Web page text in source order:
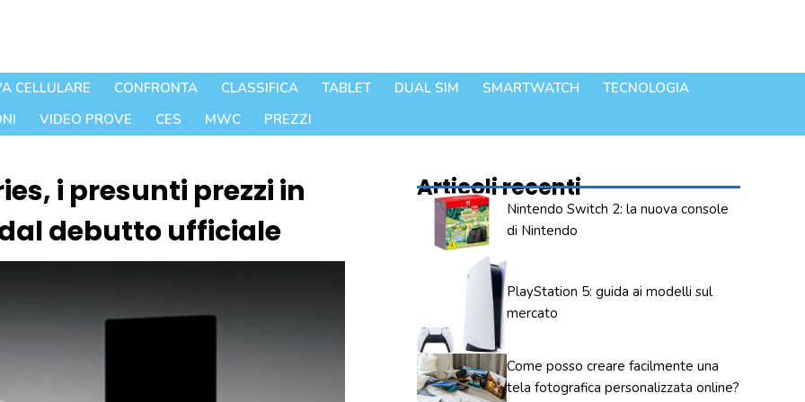
CELLULARE CONFRONTA CLASSIFICA TABLET DUAL SIM SMARTWATCH
TECNOLOGIA
VIDEO PROVE CES MWC PREZZI
i presunti prezzi in
debutto ufficiale
Articoli recenti
Nintendo Switch 2: la nuova console
di Nintendo
PlayStation 5: guida ai modelli sul
mercato
Come posso creare facilmente una
tela fotografica personalizzata online?